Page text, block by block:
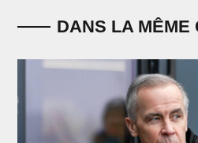
DANS LA MÊME